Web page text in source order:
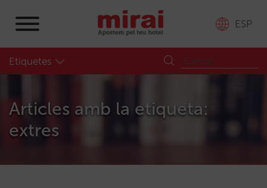
ESP
Etiquetes
Articles amb la etiqueta:
extres